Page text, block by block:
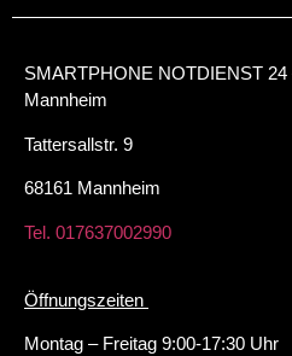
SMARTPHONE NOTDIENST
Mannheim
Tattersallstr. 9
68161 Mannheim
Tel. 017637002990
Öffnungszeiten
Montag – Freitag 9:00-17:30 Uhr